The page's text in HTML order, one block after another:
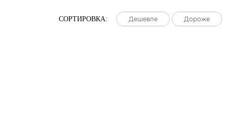
СОРТИРОВКА: Дешевле
Дешевле
Дешевле Дороже
Дороже
Дороже